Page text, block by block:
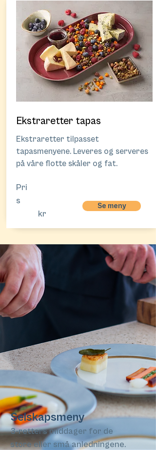
Ekstraretter tapas
Ekstraretter tilpasset
tapasmenyene. Leveres og serveres
på våre flotte skåler og fat.
Pri
s
kr
Se meny
Selskapsmeny
3-retters middager for de
store eller små anledningene.